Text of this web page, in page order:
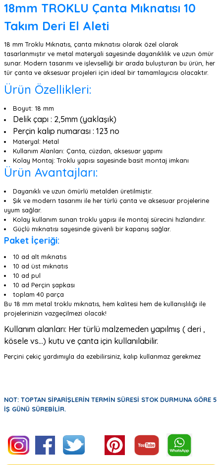
18mm TROKLU Çanta Mıknatısı 10
Takım Deri El Aleti
18 mm Troklu Mıknatıs, çanta mıknatısı olarak özel olarak
tasarlanmıştır ve metal materyali sayesinde dayanıklılık ve uzun ömür
sunar. Modern tasarımı ve işlevselliği bir arada buluşturan bu ürün, her
tür çanta ve aksesuar projeleri için ideal bir tamamlayıcısı olacaktır.
Ürün Özellikleri:
Boyut: 18 mm
Delik çapı : 2,5mm (yaklaşık)
Perçin kalıp numarası : 123 no
Materyal: Metal
Kullanım Alanları: Çanta, cüzdan, aksesuar yapımı
Kolay Montaj: Troklu yapısı sayesinde basit montaj imkanı
Ürün Avantajları:
Dayanıklı ve uzun ömürlü metalden üretilmiştir.
Şık ve modern tasarımı ile her türlü çanta ve aksesuar projelerine
uyum sağlar.
Kolay kullanım sunan troklu yapısı ile montaj sürecini hızlandırır.
Güçlü mıknatısı sayesinde güvenli bir kapanış sağlar.
Paket İçeriği:
10 ad alt mıknatıs
10 ad üst mıknatıs
10 ad pul
10 ad Perçin şapkası
toplam 40 parça
Bu 18 mm metal troklu mıknatıs, hem kalitesi hem de kullanışlılığı ile
projelerinizin vazgeçilmezi olacak!
Kullanım alanları: Her türlü malzemeden yapılmış ( deri ,
kösele vs...) kutu ve çanta için kullanılabilir.
Perçini çekiç yardımıyla da ezebilirsiniz, kalıp kullanmaz gerekmez
NOT: TOPTAN SİPARİŞLERİN TERMİN SÜRESİ STOK DURMUNA GÖRE 5
İŞ GÜNÜ SÜREBİLİR.